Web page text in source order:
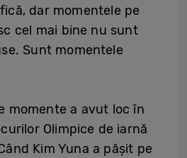
dar momentele pe
cel mai bine nu sunt
Sunt momentele
momente a avut loc în
Olimpice de iarnă
Kim Yuna a pășit pe